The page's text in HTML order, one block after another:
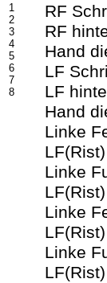
1
2
3
4
5
6
7
8
RF
RF
Hand
LF
LF
Hand
Linke
Linke
Linke
Linke